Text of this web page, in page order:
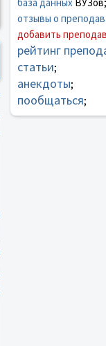
отзывы о
добавить
рейтинг
статьи;
анекдоты;
пообщаться;